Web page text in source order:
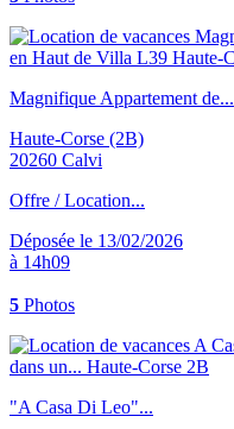
Magnifique Appartement de...
Haute-Corse (2B)
20260 Calvi
Offre / Location...
Déposée le 13/02/2026
à 14h09
5 Photos
"A Casa Di Leo"...